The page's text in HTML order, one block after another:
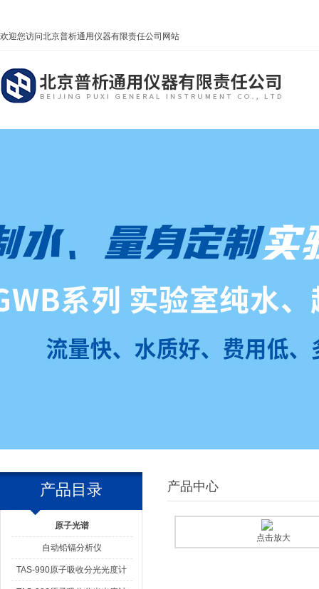
欢迎您访问北京普析通用仪器有限责任公司网站
产品目录
原子光谱
自动铅镉分析仪
TAS-990原子吸收分光光度计
产品中心
点击放大